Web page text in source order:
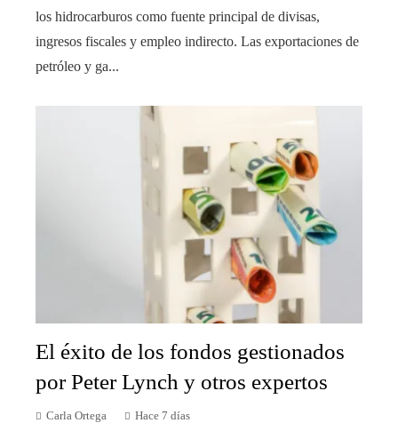
los hidrocarburos como fuente principal de divisas,
ingresos fiscales y empleo indirecto. Las exportaciones de
petróleo y ga...
El éxito de los fondos gestionados
por Peter Lynch y otros expertos
Carla Ortega Hace 7 días